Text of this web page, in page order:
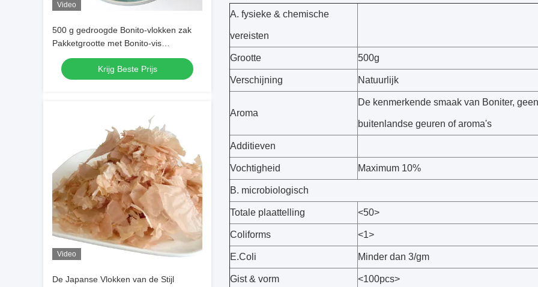
Video
500 g gedroogde Bonito-vlokken zak
Pakketgrootte met Bonito-vis
ingrediënten
Krijg Beste Prijs
Video
De Japanse Vlokken van de Stijl
A. fysieke & chemische
vereisten
Grootte 500g
Verschijning Natuurlijk
Aroma
De kenmerkende smaak van Boniter, geen
buitenlandse geuren of aroma's
Additieven
Vochtigheid Maximum 10%
B. microbiologisch
Totale plaattelling <50>
Coliforms <1>
E.Coli Minder dan 3/gm
Gist & vorm <100pcs>